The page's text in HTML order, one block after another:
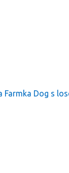
Farmka Dog s